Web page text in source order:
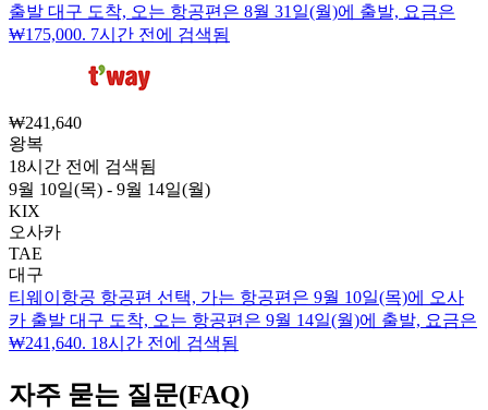
출발 대구 도착, 오는 항공편은 8월 31일(월)에 출발, 요금은
₩175,000. 7시간 전에 검색됨
₩241,640
왕복
18시간 전에 검색됨
9월 10일(목) - 9월 14일(월)
KIX
오사카
TAE
대구
티웨이항공 항공편 선택, 가는 항공편은 9월 10일(목)에 오사
카 출발 대구 도착, 오는 항공편은 9월 14일(월)에 출발, 요금은
₩241,640. 18시간 전에 검색됨
자주 묻는 질문(FAQ)